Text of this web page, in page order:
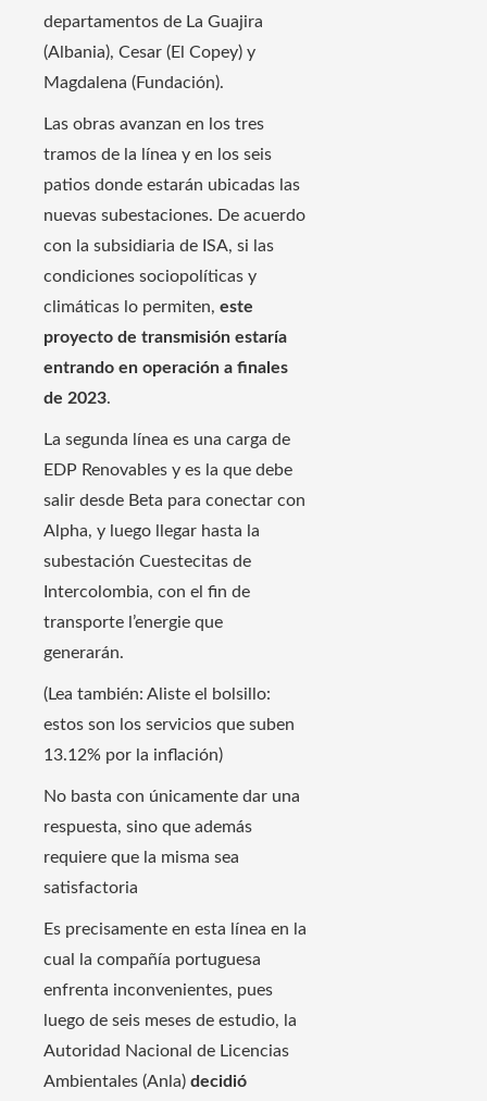
departamentos de La Guajira
(Albania), Cesar (El Copey) y
Magdalena (Fundación).
Las obras avanzan en los tres
tramos de la línea y en los seis
patios donde estarán ubicadas las
nuevas subestaciones. De acuerdo
con la subsidiaria de ISA, si las
condiciones sociopolíticas y
climáticas lo permiten, este
proyecto de transmisión estaría
entrando en operación a finales
de 2023.
La segunda línea es una carga de
EDP Renovables y es la que debe
salir desde Beta para conectar con
Alpha, y luego llegar hasta la
subestación Cuestecitas de
Intercolombia, con el fin de
transporte l’energie que
generarán.
(Lea también: Aliste el bolsillo:
estos son los servicios que suben
13.12% por la inflación)
No basta con únicamente dar una
respuesta, sino que además
requiere que la misma sea
satisfactoria
Es precisamente en esta línea en la
cual la compañía portuguesa
enfrenta inconvenientes, pues
luego de seis meses de estudio, la
Autoridad Nacional de Licencias
Ambientales (Anla) decidió